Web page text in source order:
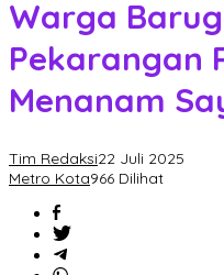
Warga
Pekarangan
Menanam
Tim Redaksi22 Juli 2025
Metro Kota966 Dilihat